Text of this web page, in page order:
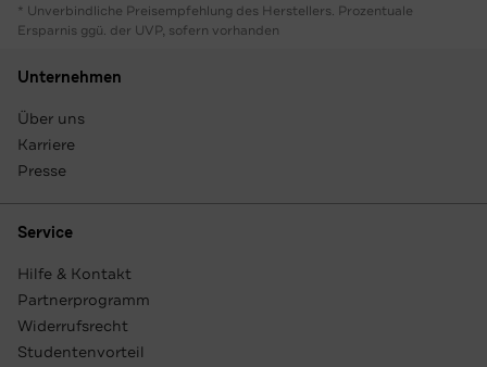
* Unverbindliche Preisempfehlung des Herstellers. Prozentuale
Ersparnis ggü. der UVP, sofern vorhanden
Unternehmen
Über uns
Karriere
Presse
Service
Hilfe & Kontakt
Partnerprogramm
Widerrufsrecht
Studentenvorteil